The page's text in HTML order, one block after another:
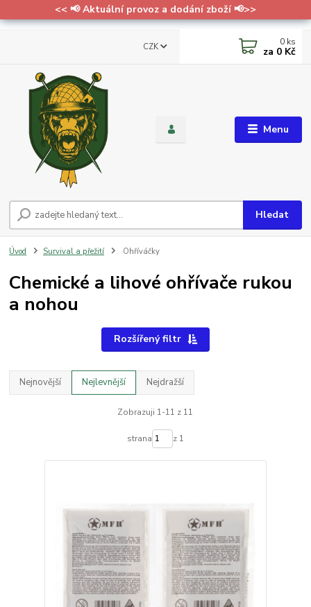
<< 📢 Aktuální provoz a dodání zboží 📢>>
Menu
CZK
Hledat
0 ks
za 0 Kč
Úvod Survival a přežití Ohříváčky
Chemické a lihové ohřívače rukou
a nohou
Rozšířený filtr
Nejnovější Nejlevnější Nejdražší
Zobrazuji 1-11 z 11
strana z 1